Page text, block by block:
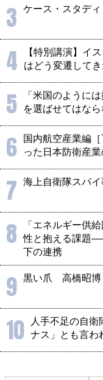
3 ケース・スタデ
4
【特別講演】イ
はどう変遷してき
5
「米国のように
を選ばせてはなら
6
国内航空産業編
った日本防衛産
7 海上自衛隊スパ
8
「エネルギー供
性と抱える課題
下の連携
9 黒い爪 高橋昭博
10
人手不足の自衛
ナス」とも言わ